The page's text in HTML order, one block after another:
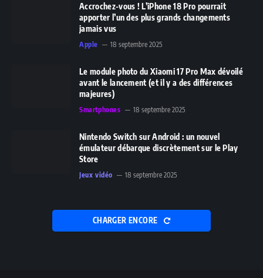
Accrochez-vous ! L’iPhone 18 Pro pourrait
apporter l’un des plus grands changements
jamais vus
Apple 18 septembre 2025
Le module photo du Xiaomi 17 Pro Max dévoilé
avant le lancement (et il y a des différences
majeures)
Smartphones 18 septembre 2025
Nintendo Switch sur Android : un nouvel
émulateur débarque discrètement sur le Play
Store
Jeux vidéo 18 septembre 2025
CHARGER ENCORE